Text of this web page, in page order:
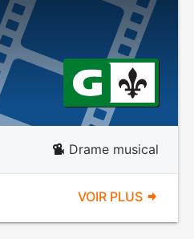
Drame musical
VOIR PLUS